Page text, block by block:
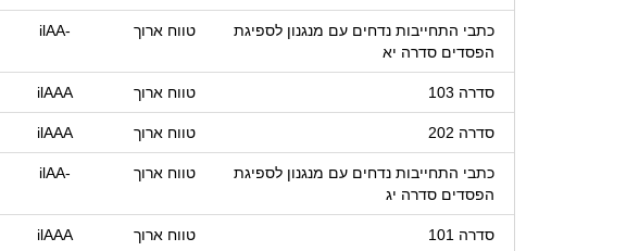
כתבי התחייבות נדחים עם מנגנון לספיגת
הפסדים סדרה יא
טווח ארוך ilAA-
סדרה 103 טווח ארוך ilAAA
סדרה 202 טווח ארוך ilAAA
כתבי התחייבות נדחים עם מנגנון לספיגת
הפסדים סדרה יג
טווח ארוך ilAA-
סדרה 101 טווח ארוך ilAAA